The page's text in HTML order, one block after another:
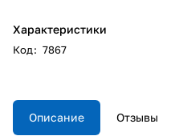
Характеристики
Код: 7867
Описание Отзывы